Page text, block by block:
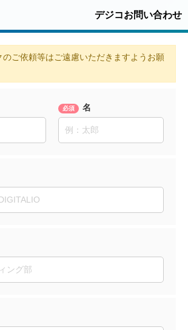
デジコお問い合わせ
ご依頼等はご遠慮いただきますようお願
名